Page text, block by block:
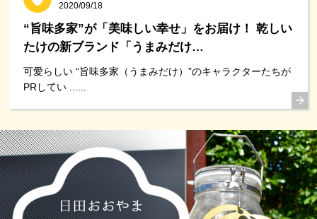
2020/09/18
“旨味多家”が「美味しい幸せ」をお届け！ 乾しい
たけの新ブランド「うまみだけ…
可愛らしい “旨味多家（うまみだけ）”のキャラクターたちが
PRしてい ......